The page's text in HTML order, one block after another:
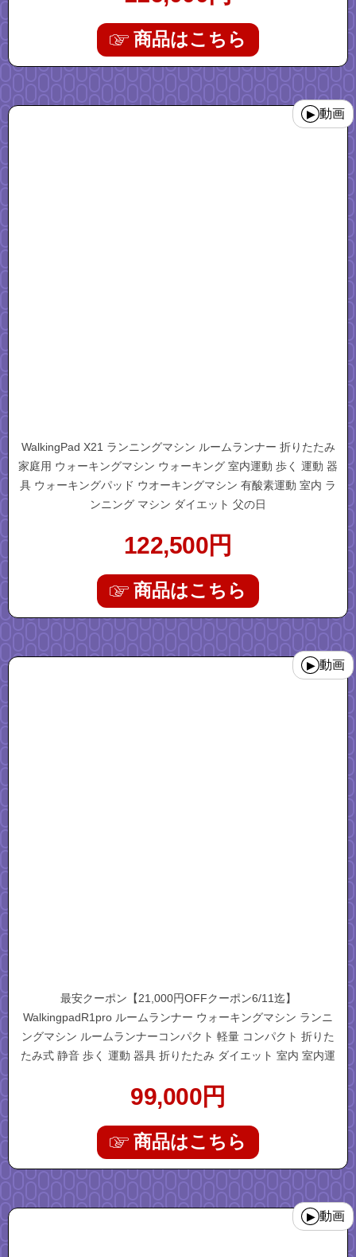
商品はこちら
"walkingpad_x21_trx21f"
▶ 動画
WalkingPad X21 ランニングマシン ルームランナー 折りたたみ
家庭用 ウォーキングマシン ウォーキング 室内運動 歩く 運動 器
具 ウォーキングパッド ウオーキングマシン 有酸素運動 室内 ラ
ンニング マシン ダイエット 父の日
122,500円
商品はこちら
"walkingpadr1pro"
▶ 動画
最安クーポン【21,000円OFFクーポン6/11迄】
WalkingpadR1pro ルームランナー ウォーキングマシン ランニ
ングマシン ルームランナーコンパクト 軽量 コンパクト 折りた
たみ式 静音 歩く 運動 器具 折りたたみ ダイエット 室内 室内運
99,000円
商品はこちら
"walkingpad_z1_wp400f4"
▶ 動画